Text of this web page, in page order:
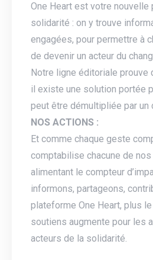
One Heart est votre nouvelle
solidarité : on y trouve
engagées, pour permettre à
de devenir un acteur du
Notre ligne éditoriale prouve
il existe une solution portée
peut être démultipliée par un
NOS ACTIONS :
Et comme chaque geste
comptabilise chacune de nos
alimentant le compteur
informons, partageons,
plateforme One Heart, plus
soutiens augmente pour les
acteurs de la solidarité.